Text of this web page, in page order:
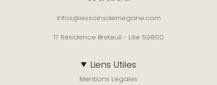
infos@lessoinsdemegane.com
17 Résidence Breteuil - Lille 59800
Liens Utiles
Mentions Légales